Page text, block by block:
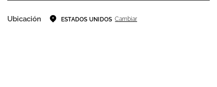
Ubicación ESTADOS UNIDOS Cambiar